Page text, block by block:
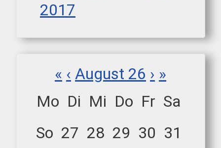
2017
« ‹ August 26 › »
Mo Di Mi Do Fr Sa
So 27 28 29 30 31